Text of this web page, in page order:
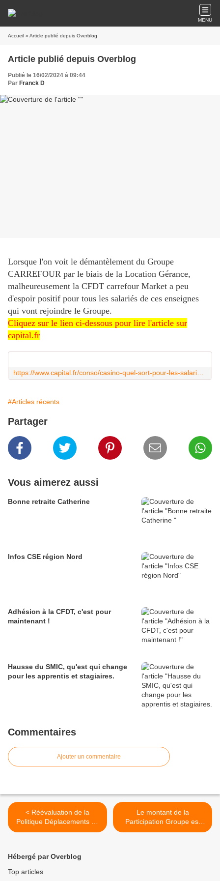
MENU
Accueil » Article publié depuis Overblog
Article publié depuis Overblog
Publié le 16/02/2024 à 09:44
Par Franck D
Lorsque l'on voit le démantèlement du Groupe
CARREFOUR par le biais de la Location Gérance,
malheureusement la CFDT carrefour Market a peu
d'espoir positif pour tous les salariés de ces enseignes
qui vont rejoindre le Groupe.
Cliquez sur le lien ci-dessous pour lire l'article sur
capital.fr
#Articles récents
Partager
Vous aimerez aussi
Bonne retraite Catherine
Infos CSE région Nord
Adhésion à la CFDT, c'est pour
maintenant !
Hausse du SMIC, qu'est qui change
pour les apprentis et stagiaires.
Commentaires
Ajouter un commentaire
< Réévaluation de la
Politique Déplacements du
Groupe CARREFOUR.
Le montant de la
Participation Groupe est
connu. >
Hébergé par Overblog
Top articles